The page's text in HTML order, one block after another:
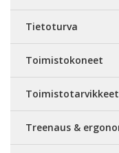
Tietoturva
Toimistokoneet
Toimistotarvikkeet
Treenaus &